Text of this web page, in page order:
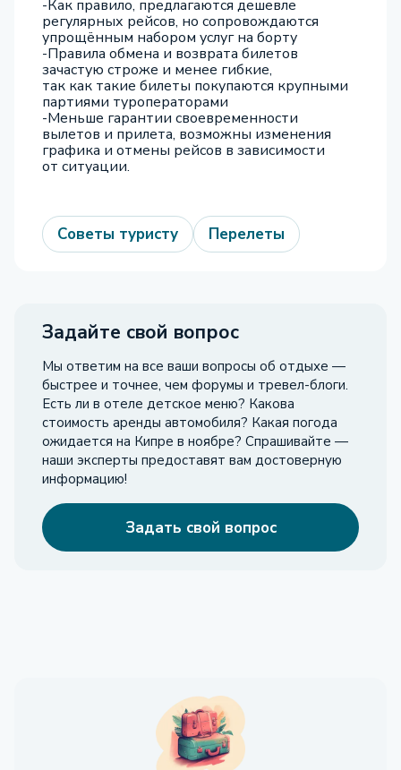
-Как правило, предлагаются дешевле
регулярных рейсов, но сопровождаются
упрощённым набором услуг на борту
-Правила обмена и возврата билетов
зачастую строже и менее гибкие,
так как такие билеты покупаются крупными
партиями туроператорами
-Меньше гарантии своевременности
вылетов и прилета, возможны изменения
графика и отмены рейсов в зависимости
от ситуации.
Советы туристу Перелеты
Задайте свой вопрос
Мы ответим на все ваши вопросы об отдыхе —
быстрее и точнее, чем форумы и тревел-блоги.
Есть ли в отеле детское меню? Какова
стоимость аренды автомобиля? Какая погода
ожидается на Кипре в ноябре? Спрашивайте —
наши эксперты предоставят вам достоверную
информацию!
Задать свой вопрос